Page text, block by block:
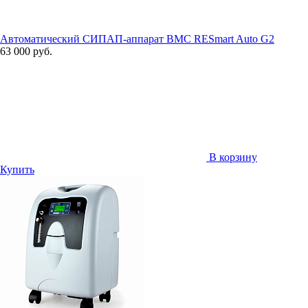
Автоматический СИПАП-аппарат BMC RESmart Auto G2
63 000 руб.
В корзину
Купить